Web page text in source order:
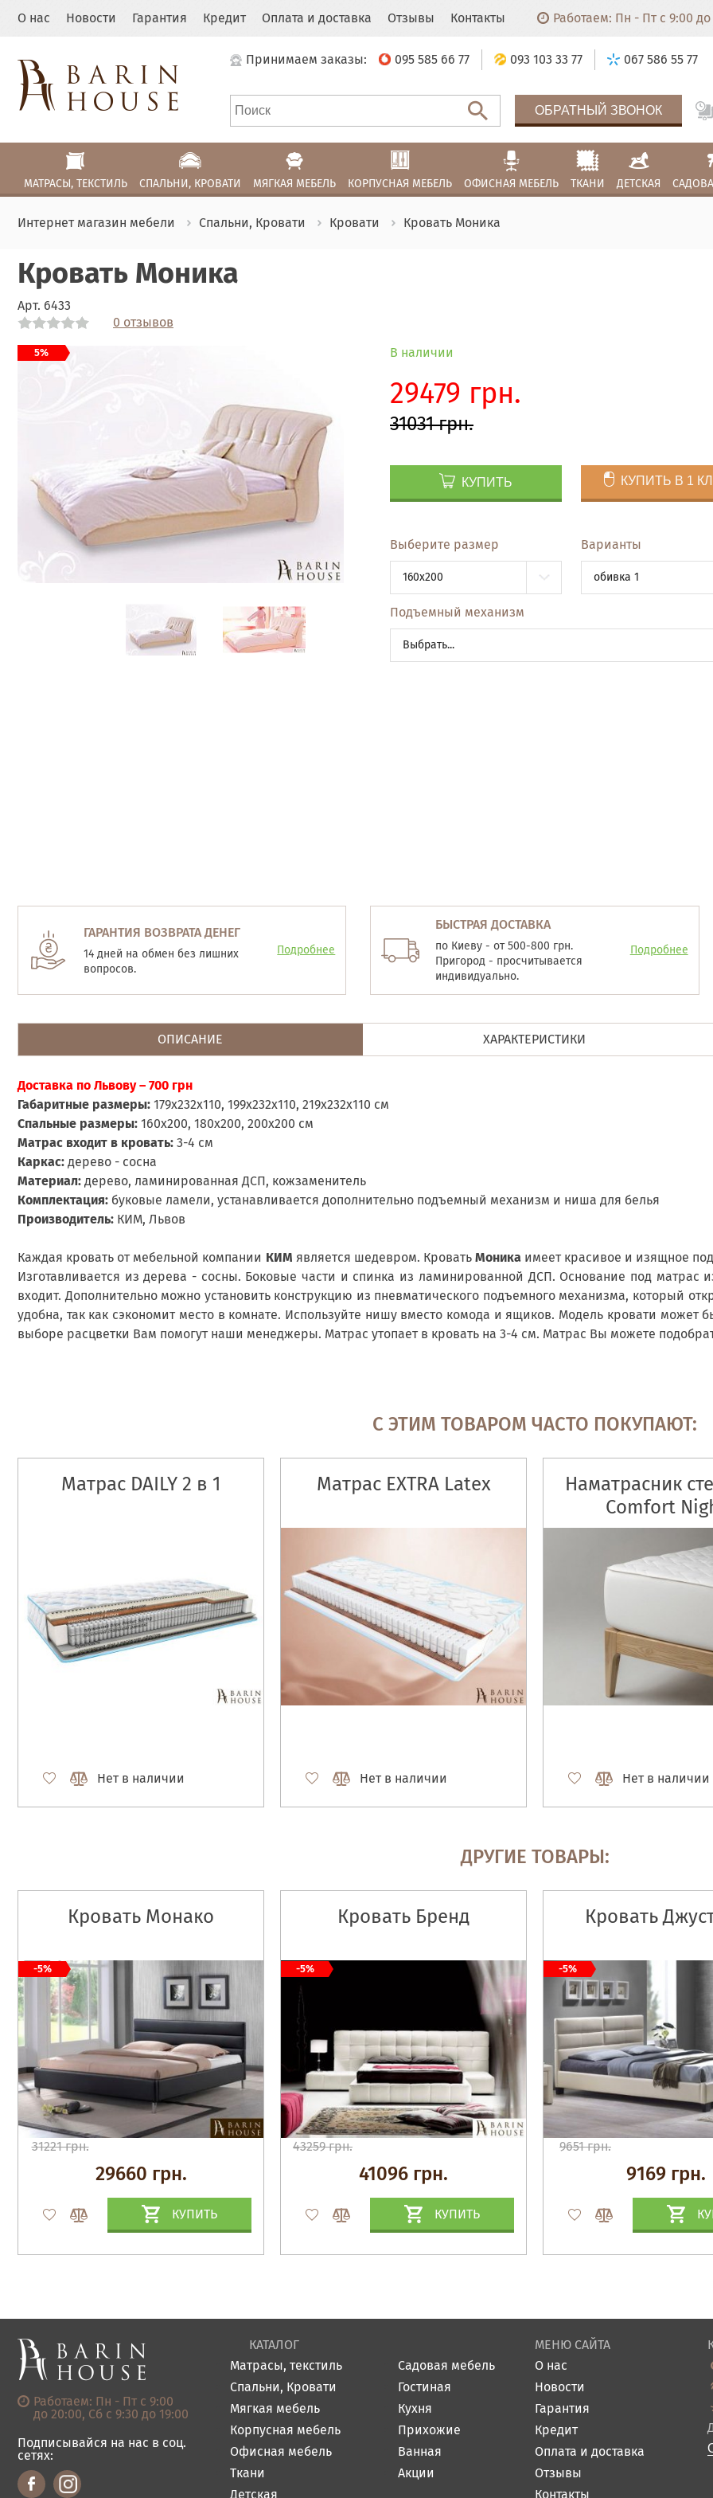
О нас Новости Гарантия Кредит Оплата и доставка Отзывы Контакты Работаем: Пн - Пт с 9:00
Принимаем заказы: 095 585 66 77 093 103 33 77 067 586 55 77
ОБРАТНЫЙ ЗВОНОК
МАТРАСЫ, ТЕКСТИЛЬ СПАЛЬНИ, КРОВАТИ МЯГКАЯ МЕБЕЛЬ КОРПУСНАЯ МЕБЕЛЬ ОФИСНАЯ МЕБЕЛЬ ТКАНИ ДЕТСКАЯ
Интернет магазин мебели Спальни, Кровати Кровати Кровать Моника
Кровать Моника
Арт. 6433
0 отзывов
5%
Link
Link В наличии
29479 грн.
31031 грн.
КУПИТЬ КУПИТЬ В 1
Выберите размер
160x200
Варианты
обивка 1
Подъемный механизм
Выбрать...
ГАРАНТИЯ ВОЗВРАТА ДЕНЕГ
14 дней на обмен без лишних
вопросов.
Подробнее
БЫСТРАЯ ДОСТАВКА
по Киеву - от 500-800 грн.
Пригород - просчитывается
индивидуально.
Подробнее
ОПИСАНИЕ ХАРАКТЕРИСТИКИ
Доставка по Львову – 700 грн
Габаритные размеры: 179х232х110, 199х232х110, 219х232х110 см
Спальные размеры: 160х200, 180х200, 200х200 см
Матрас входит в кровать: 3-4 см
Каркас: дерево - сосна
Материал: дерево, ламинированная ДСП, кожзаменитель
Комплектация: буковые ламели, устанавливается дополнительно подъемный механизм и ниша для белья
Производитель: КИМ, Львов
Каждая кровать от мебельной компании КИМ является шедевром. Кровать Моникаимеет красивое и изящное
Изготавливается из дерева - сосны. Боковые части и спинка из ламинированной ДСП. Основание под матрас
входит. Дополнительно можно установить конструкцию из пневматического подъемного механизма, который
удобна, так как сэкономит место в комнате. Используйте нишу вместо комода и ящиков. Модель кровати может
выборе расцветки Вам помогут наши менеджеры. Матрас утопает в кровать на 3-4 см. Матрас Вы можете
С ЭТИМ ТОВАРОМ ЧАСТО ПОКУПАЮТ:
Матрас DAILY 2 в 1
Нет в наличии
Матрас EXTRA Latex
Нет в наличии
Наматрасник
Comfort
Нет в наличии
ДРУГИЕ ТОВАРЫ:
Кровать Монако
31221 грн.
29660 грн.
КУПИТЬ
-5%
Кровать Бренд
43259 грн.
41096 грн.
КУПИТЬ
-5%
Кровать
9651 грн.
9169 грн.
-5%
Работаем: Пн - Пт с 9:00
до 20:00, Сб с 9:30 до 19:00
Подписывайся на нас в соц.
сетях:
КАТАЛОГ
Матрасы, текстиль
Спальни, Кровати
Мягкая мебель
Корпусная мебель
Офисная мебель
Ткани
Детская
Садовая мебель
Гостиная
Кухня
Прихожие
Ванная
Акции
МЕНЮ САЙТА
О нас
Новости
Гарантия
Кредит
Оплата и доставка
Отзывы
Контакты